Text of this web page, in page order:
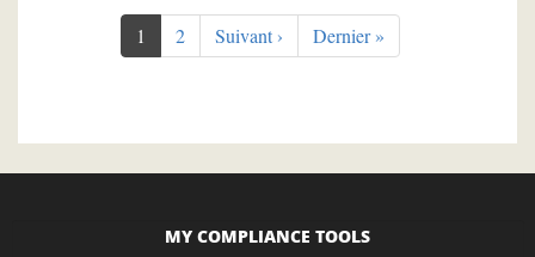
Pagination
Current
page
1 Page
2
Next
page
Suivant ›
Last
page
Dernier »
MY COMPLIANCE TOOLS